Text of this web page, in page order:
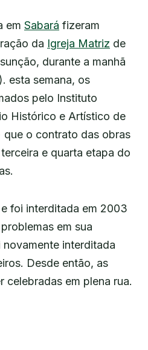
em Sabará fizeram
da Igreja Matriz de
durante a manhã
esta semana, os
pelo Instituto
Histórico e Artístico de
que o contrato das obras
e quarta etapa do
foi interditada em 2003
em sua
novamente interditada
Desde então, as
celebradas em plena rua.